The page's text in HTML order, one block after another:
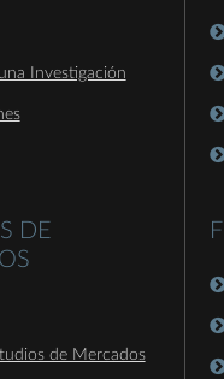
Investigación
DE
de Mercados